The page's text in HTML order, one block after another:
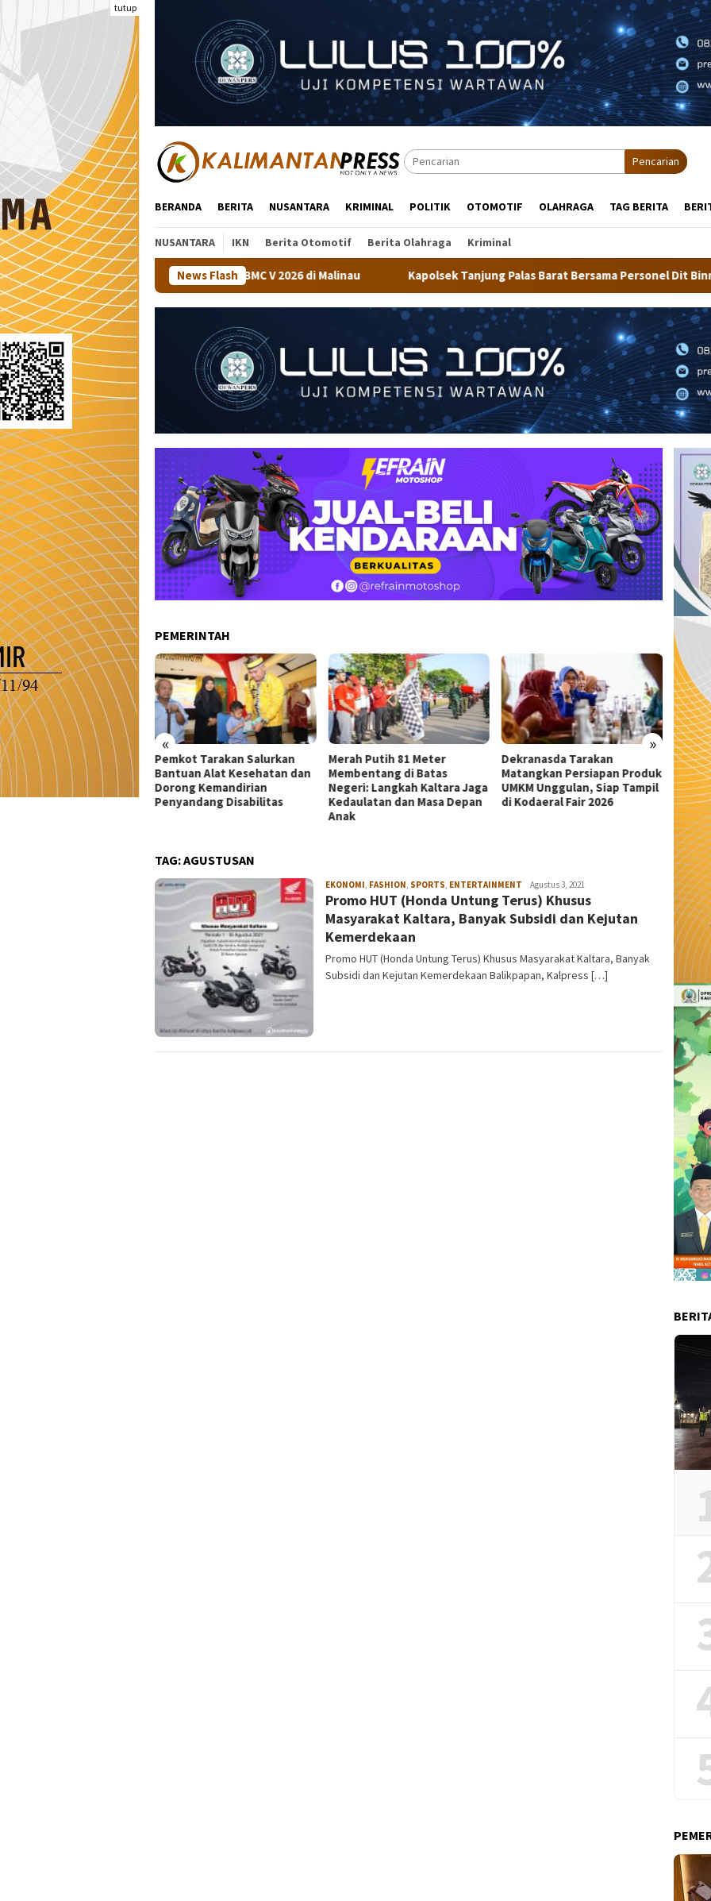
tutup
Pencarian
BERANDA BERITA NUSANTARA KRIMINAL POLITIK OTOMOTIF OLAHRAGA TAG BERITA
NUSANTARA IKN Berita Otomotif Berita Olahraga Kriminal
News Flash
Tenis Meja BMC V 2026 di Malinau Kapolsek Tanjung Palas Barat Bersama Personel Dit Binmas Polda Kaltara Salurkan
PEMERINTAH
« »
Tarakan Salurkan
Alat Kesehatan dan
Kemandirian
Disabilitas
Merah Putih 81 Meter
Membentang di Batas
Negeri: Langkah Kaltara Jaga
Kedaulatan dan Masa Depan
Dekranasda Tarakan
Matangkan Persiapan Produk
UMKM Unggulan, Siap Tampil
di Kodaeral Fair 2026
Wali Kota Tarakan Apresiasi
Beasiswa PIP Aspirasi Deddy
Sitorus untuk 209 Siswa
TAG:AGUSTUSAN
EKONOMI FASHION SPORTS ENTERTAINMENT admin
Agustus 3, 2021
Promo HUT (Honda Untung Terus) Khusus
Masyarakat Kaltara, Banyak Subsidi dan Kejutan
Kemerdekaan
Promo HUT (Honda Untung Terus) Khusus Masyarakat Kaltara, Banyak
Subsidi dan Kejutan Kemerdekaan Balikpapan, Kalpress […]